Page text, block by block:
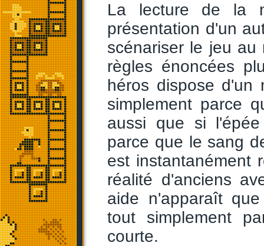
La lecture de la
présentation d'un
scénariser le jeu au
règles énoncées
héros dispose d'un
simplement parce
aussi que si
parce que le sang
est instantanément
réalité d'anciens
aide n'apparaît
tout simplement
courte.